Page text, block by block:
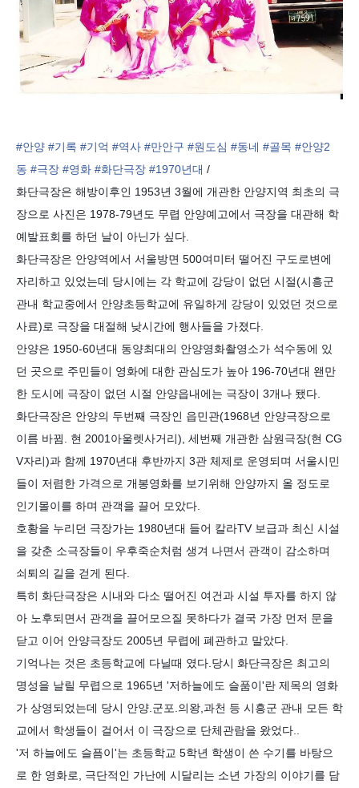
#안양 #기록 #기억 #역사 #만안구 #원도심 #동네 #골목 #안양2
동 #극장 #영화 #화단극장 #1970년대 /
화단극장은 해방이후인 1953년 3월에 개관한 안양지역 최초의 극
장으로 사진은 1978-79년도 무렵 안양예고에서 극장을 대관해 학
예발표회를 하던 날이 아닌가 싶다.
화단극장은 안양역에서 서울방면 500여미터 떨어진 구도로변에
자리하고 있었는데 당시에는 각 학교에 강당이 없던 시절(시흥군
관내 학교중에서 안양초등학교에 유일하게 강당이 있었던 것으로
사료)로 극장을 대절해 낮시간에 행사들을 가졌다.
안양은 1950-60년대 동양최대의 안양영화촬영소가 석수동에 있
던 곳으로 주민들이 영화에 대한 관심도가 높아 196-70년대 왠만
한 도시에 극장이 없던 시절 안양읍내에는 극장이 3개나 됐다.
화단극장은 안양의 두번째 극장인 읍민관(1968년 안양극장으로
이름 바뀜. 현 2001아울렛사거리), 세번째 개관한 삼원극장(현 CG
V자리)과 함께 1970년대 후반까지 3관 체제로 운영되며 서울시민
들이 저렴한 가격으로 개봉영화를 보기위해 안양까지 올 정도로
인기몰이를 하며 관객을 끌어 모았다.
호황을 누리던 극장가는 1980년대 들어 칼라TV 보급과 최신 시설
을 갖춘 소극장들이 우후죽순처럼 생겨 나면서 관객이 감소하며
쇠퇴의 길을 걷게 된다.
특히 화단극장은 시내와 다소 떨어진 여건과 시설 투자를 하지 않
아 노후되면서 관객을 끌어모으질 못하다가 결국 가장 먼저 문을
닫고 이어 안양극장도 2005년 무렵에 폐관하고 말았다.
기억나는 것은 초등학교에 다닐때 였다.당시 화단극장은 최고의
명성을 날릴 무렵으로 1965년 '저하늘에도 슬품이'란 제목의 영화
가 상영되었는데 당시 안양.군포.의왕,과천 등 시흥군 관내 모든 학
교에서 학생들이 걸어서 이 극장으로 단체관람을 왔었다..
'저 하늘에도 슬픔이'는 초등학교 5학년 학생이 쓴 수기를 바탕으
로 한 영화로, 극단적인 가난에 시달리는 소년 가장의 이야기를 담